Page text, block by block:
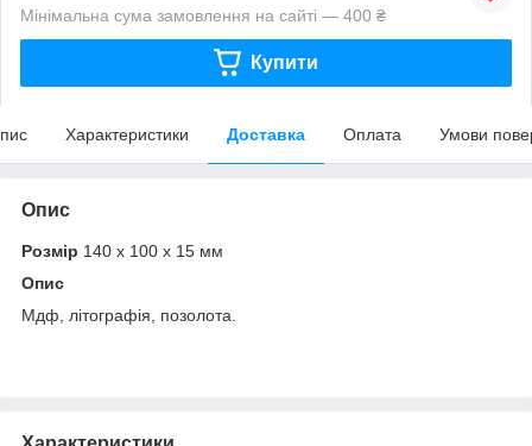
Мінімальна сума замовлення на сайті — 400 ₴
Купити
Характеристики Доставка Оплата Умови
Опис
Розмір 140 х 100 х 15 мм
Опис
Мдф, літографія, позолота.